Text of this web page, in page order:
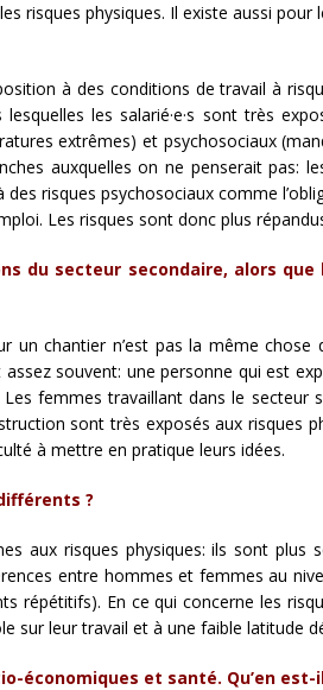
risques physiques. Il existe aussi
à des conditions de travail à
les salarié·e·s sont très
extrêmes) et psychosociaux
auxquelles on ne penserait pas:
risques psychosociaux comme
Les risques sont donc plus
du secteur secondaire, alors
un chantier n’est pas la même
souvent: une personne qui est
femmes travaillant dans le
sont très exposés aux risques
à mettre en pratique leurs idées.
?
aux risques physiques: ils sont plus
entre hommes et femmes au
répétitifs). En ce qui concerne les
sur leur travail et à une faible latitude
économiques et santé. Qu’en